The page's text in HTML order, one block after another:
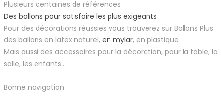
Plusieurs centaines de références
Des ballons pour satisfaire les plus exigeants
Pour des décorations réussies vous trouverez sur Ballons Plus
des ballons en latex naturel, en mylar, en plastique
Mais aussi des accessoires pour la décoration, pour la table, la
salle, les enfants...
Bonne navigation